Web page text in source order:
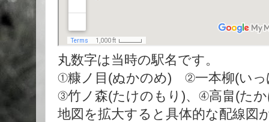
丸数字は当時の駅名です。
①糠ノ目(ぬかのめ) ②一本柳(いっ
③竹ノ森(たけのもり)、④高畠(た
地図を拡大すると具体的な配線図